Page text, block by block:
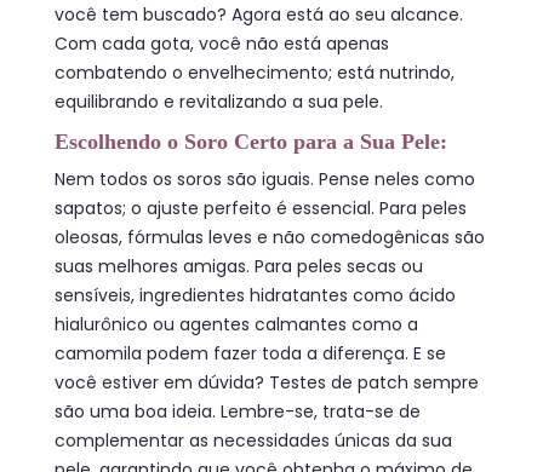
você tem buscado? Agora está ao seu alcance.
Com cada gota, você não está apenas
combatendo o envelhecimento; está nutrindo,
equilibrando e revitalizando a sua pele.
Escolhendo o Soro Certo para a Sua Pele:
Nem todos os soros são iguais. Pense neles como
sapatos; o ajuste perfeito é essencial. Para peles
oleosas, fórmulas leves e não comedogênicas são
suas melhores amigas. Para peles secas ou
sensíveis, ingredientes hidratantes como ácido
hialurônico ou agentes calmantes como a
camomila podem fazer toda a diferença. E se
você estiver em dúvida? Testes de patch sempre
são uma boa ideia. Lembre-se, trata-se de
complementar as necessidades únicas da sua